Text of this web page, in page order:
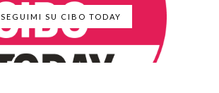
SEGUIMI SU CIBO TODAY